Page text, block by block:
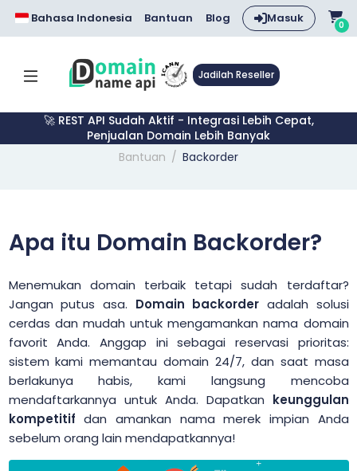
Bahasa Indonesia Bantuan Blog Masuk 0
Jadilah Reseller
🚀 REST API Sudah Aktif - Integrasi Lebih Cepat,
Penjualan Domain Lebih Banyak
Bantuan
Backorder
Apa itu Domain Backorder?
Menemukan domain terbaik tetapi sudah terdaftar?
Jangan putus asa. Domain backorder adalah solusi
cerdas dan mudah untuk mengamankan nama domain
favorit Anda. Anggap ini sebagai reservasi prioritas:
sistem kami memantau domain 24/7, dan saat masa
berlakunya habis, kami langsung mencoba
mendaftarkannya untuk Anda. Dapatkan keunggulan
kompetitif dan amankan nama merek impian Anda
sebelum orang lain mendapatkannya!